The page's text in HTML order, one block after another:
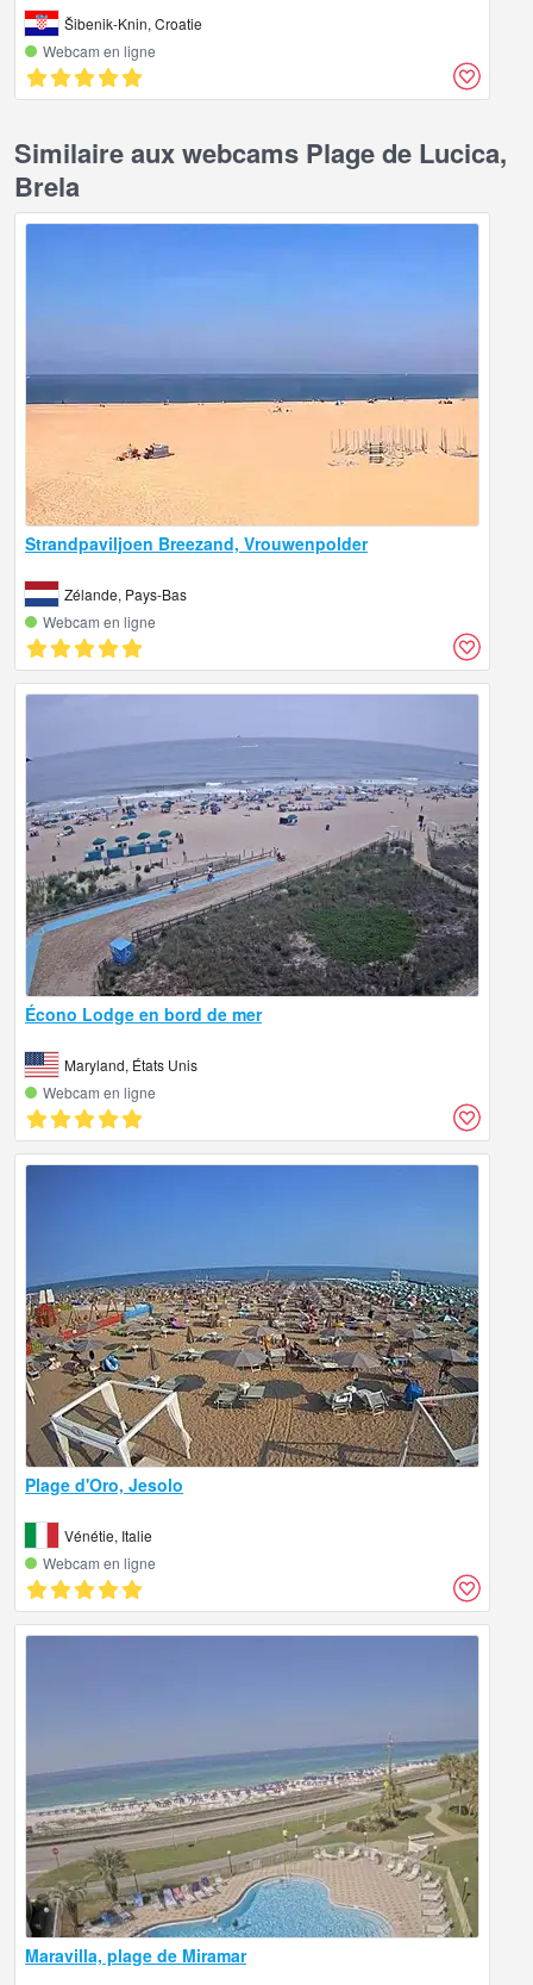
Šibenik-Knin, Croatie
Webcam en ligne
Similaire aux webcams Plage de Lucica,
Brela
Strandpaviljoen Breezand, Vrouwenpolder
Zélande, Pays-Bas
Webcam en ligne
Écono Lodge en bord de mer
Maryland, États Unis
Webcam en ligne
Plage d'Oro, Jesolo
Vénétie, Italie
Webcam en ligne
Maravilla, plage de Miramar